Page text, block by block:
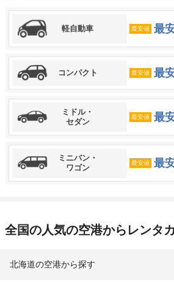
軽自動車 最安値 最
コンパクト 最安値 最
ミドル・
セダン
最安値 最
ミニバン・
ワゴン
最安値 最
全国の人気の空港からレンタ
北海道の空港から探す